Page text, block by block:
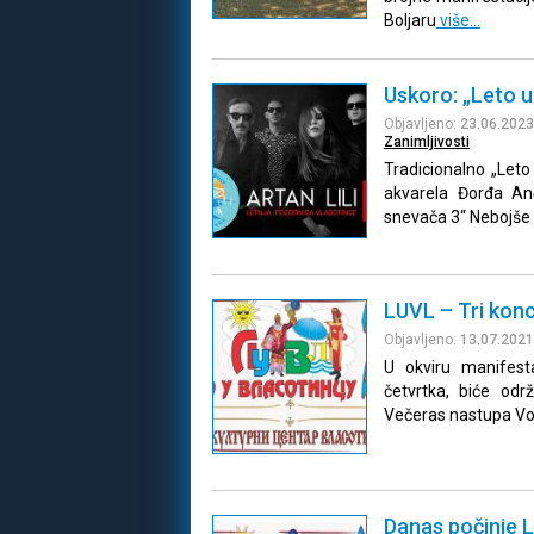
Boljaru više…
Uskoro: „Leto
Objavljeno: 23.06.2023
Zanimljivosti
Tradicionalno
akvarela Đorđa
snevača 3“ Nebojše
LUVL – Tri
Objavljeno: 13.07.2021
U okviru
četvrtka, biće
Večeras nastupa
Danas počinje